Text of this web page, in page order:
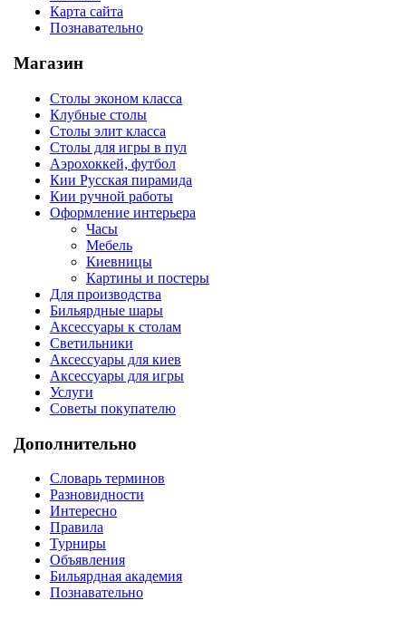
Карта сайта
Познавательно
Магазин
Столы эконом класса
Клубные столы
Столы элит класса
Столы для игры в пул
Аэрохоккей, футбол
Кии Русская пирамида
Кии ручной работы
Оформление интерьера
Часы
Мебель
Киевницы
Картины и постеры
Для производства
Бильярдные шары
Аксессуары к столам
Светильники
Аксессуары для киев
Аксессуары для игры
Услуги
Советы покупателю
Дополнительно
Словарь терминов
Разновидности
Интересно
Правила
Турниры
Объявления
Бильярдная академия
Познавательно